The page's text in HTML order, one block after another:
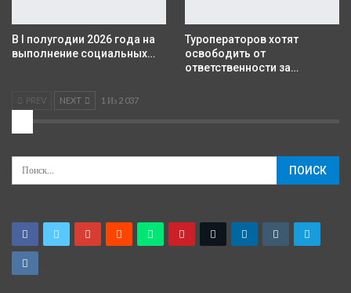
В I полугодии 2026 года на
выполнение социальных…
Туроператоров хотят
освободить от
ответственности за…
PREV NEXT 1 Из 2 037